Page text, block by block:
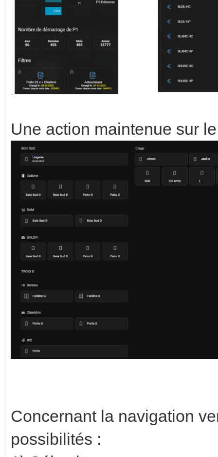
Une action maintenue sur
Concernant la navigation
possibilités :